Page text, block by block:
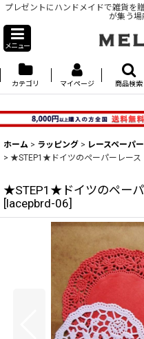
プレゼントにハンドメイドで雑貨を
が集う
メニュー
カテゴリ マイページ 商品検索
ホーム > ラッピング > レースペーパー
> ★STEP1★ドイツのペーパーレー
★STEP1★ドイツのペー
[lacepbrd-06]